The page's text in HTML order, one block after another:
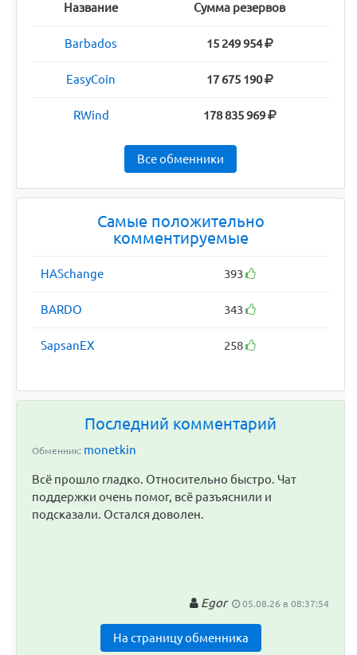
Название Сумма резервов
Barbados 15 249 954
EasyCoin 17 675 190
RWind 178 835 969
Все обменники
Самые положительно
комментируемые
HASchange 393
BARDO 343
SapsanEX 258
Последний комментарий
Обменник: monetkin
Всё прошло гладко. Относительно быстро. Чат
поддержки очень помог, всё разъяснили и
подсказали. Остался доволен.
Egor 05.08.26 в 08:37:54
На страницу обменника